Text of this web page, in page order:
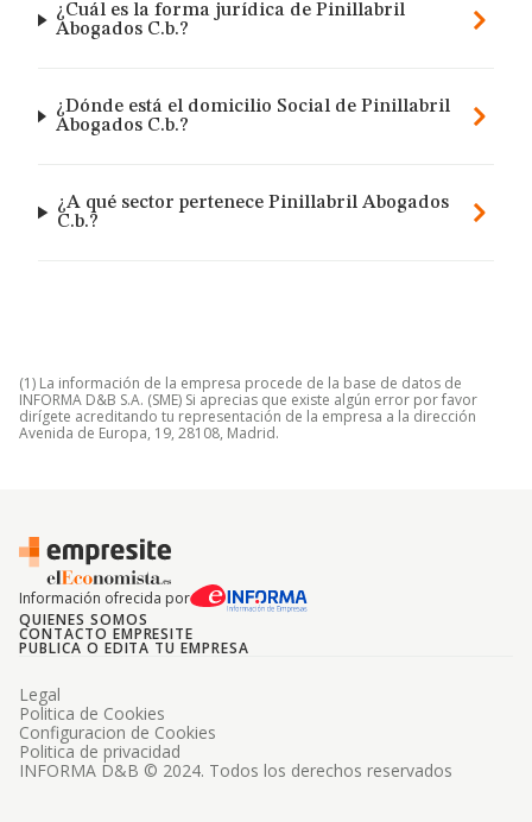
¿Cuál es la forma jurídica de Pinillabril
Abogados C.b.?
¿Dónde está el domicilio Social de Pinillabril
Abogados C.b.?
¿A qué sector pertenece Pinillabril Abogados
C.b.?
(1) La información de la empresa procede de la base de datos de
INFORMA D&B S.A. (SME) Si aprecias que existe algún error por favor
dirígete acreditando tu representación de la empresa a la dirección
Avenida de Europa, 19, 28108, Madrid.
Información ofrecida por
QUIENES SOMOS
CONTACTO EMPRESITE
PUBLICA O EDITA TU EMPRESA
INFORMA D&B © 2024. Todos los derechos reservados
Legal
Politica de Cookies
Configuracion de Cookies
Politica de privacidad